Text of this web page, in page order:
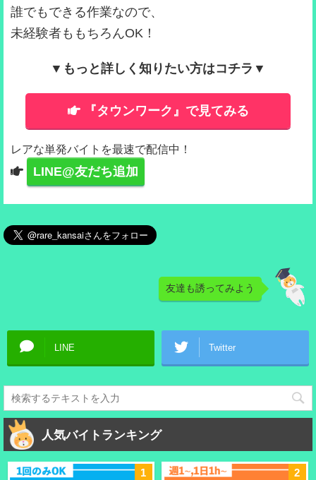
誰でもできる作業なので、
未経験者ももちろんOK！
▼もっと詳しく知りたい方はコチラ▼
『タウンワーク』で見てみる
レアな単発バイトを最速で配信中！
LINE@友だち追加
友達も誘ってみよう
LINE Twitter
人気バイトランキング